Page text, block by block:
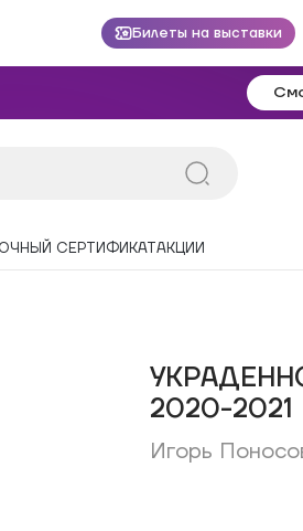
Билеты на выставки
СЕРТИФИКАТАКЦИИ
2020-2021
Игорь